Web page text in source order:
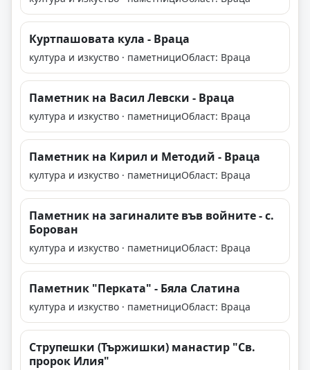
Куртпашовата кула - Враца
култура и изкуство · паметнициОбласт: Враца
Паметник на Васил Левски - Враца
култура и изкуство · паметнициОбласт: Враца
Паметник на Кирил и Методий - Враца
култура и изкуство · паметнициОбласт: Враца
Паметник на загиналите във войните - с.
Борован
култура и изкуство · паметнициОбласт: Враца
Паметник "Перката" - Бяла Слатина
култура и изкуство · паметнициОбласт: Враца
Струпешки (Тържишки) манастир "Св.
пророк Илия"